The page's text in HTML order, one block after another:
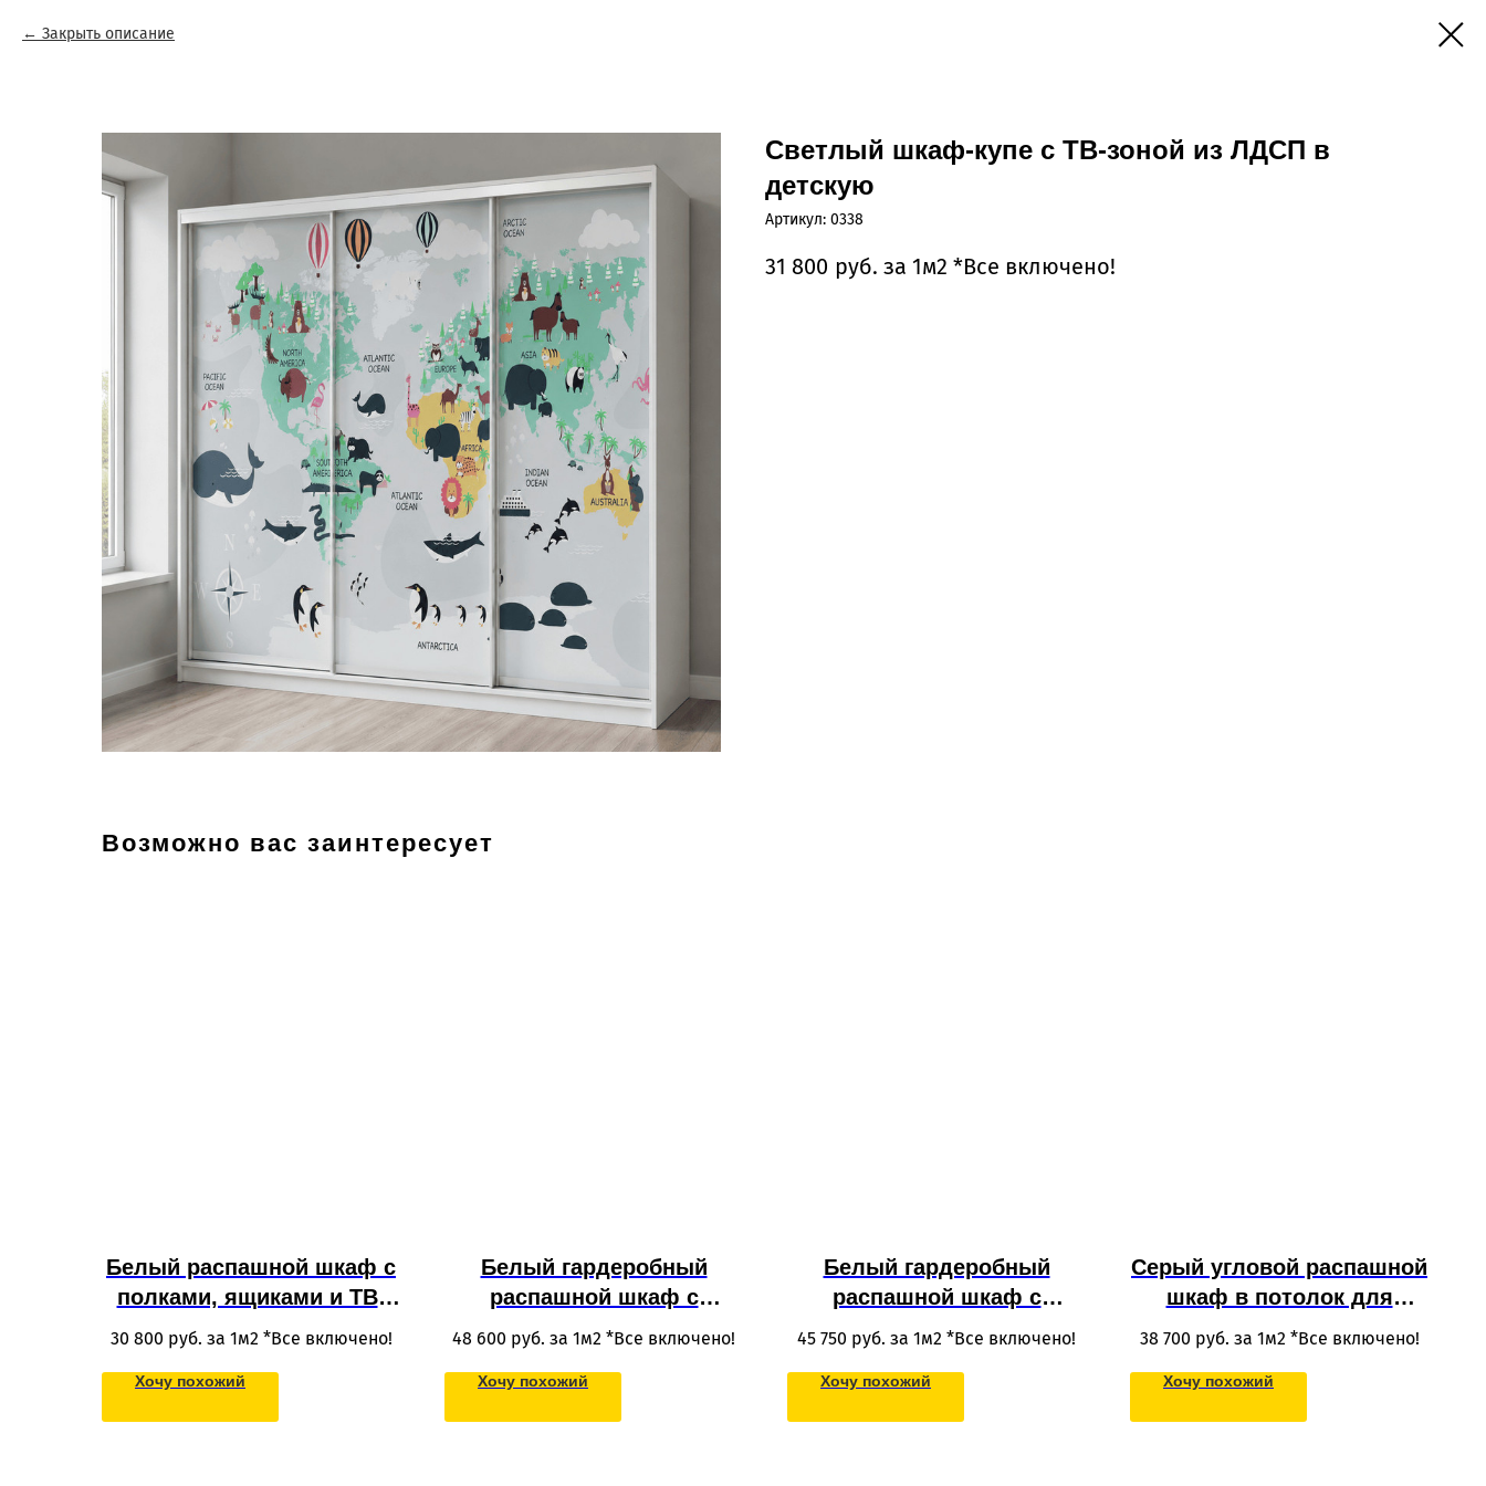
Закрыть описание
Светлый шкаф-купе с ТВ-зоной из ЛДСП в
детскую
Артикул: 0338
31 800 руб. за 1м2 *Все включено!
Возможно вас заинтересует
Белый распашной шкаф с
полками, ящиками и ТВ-
зоной из МДФ
30 800 руб. за 1м2 *Все включено!
Хочу похожий
Белый гардеробный
распашной шкаф с
ящиками из МДФ для
48 600 руб. за 1м2 *Все включено!
Хочу похожий
Белый гардеробный
распашной шкаф с
антресолью из МДФ для
одежды в потолок во всю
стену в современном
стиле для спальни
45 750 руб. за 1м2 *Все включено!
Хочу похожий
Серый угловой распашной
шкаф в потолок для
одежды в гостиную из
вместительной
конструкции
38 700 руб. за 1м2 *Все включено!
Хочу похожий